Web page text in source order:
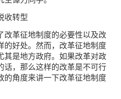
收转型
改革征地制度的必要性以及改
的好处。然而，改革征地制度
其是地方政府。如果改革对政
话，那么这样的改革是不可行
的角度来讲一下改革征地制度